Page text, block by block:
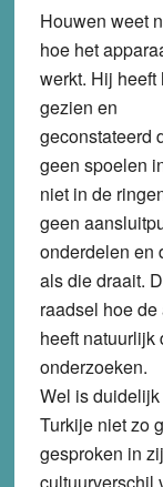
Houwen weet
hoe het
werkt. Hij heeft
gezien en
geconstateerd
geen spoelen
niet in de
geen
onderdelen en
als die draait.
raadsel hoe
heeft natuurlijk
onderzoeken.
Wel is
Turkije niet zo
gesproken in
cultuurverschil